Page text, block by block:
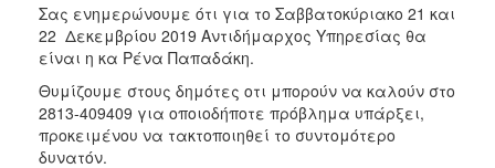
Σας ενημερώνουμε ότι για το Σαββατοκύριακο 21 και
22 Δεκεμβρίου 2019 Αντιδήμαρχος Υπηρεσίας θα
είναι η κα Ρένα Παπαδάκη.
Θυμίζουμε στους δημότες οτι μπορούν να καλούν στο
2813-409409 για οποιοδήποτε πρόβλημα υπάρξει,
προκειμένου να τακτοποιηθεί το συντομότερο
δυνατόν.